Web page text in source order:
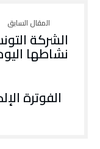
الشركة
نشاطها
الفوترة